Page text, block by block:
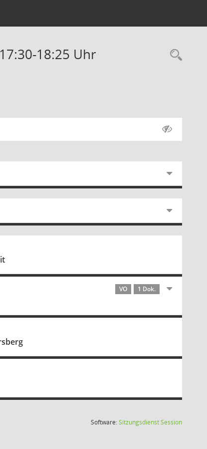
18:25 Uhr
VO 1 Dok.
Software:SitzungsdienstSession(Wird in